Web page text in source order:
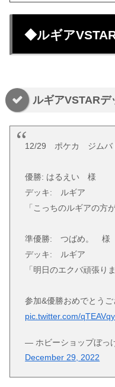
◆ルギア
ルギアVSTARデ
12/29 ポケカ ジムバ
優勝: はるえい 様
デッキ: ルギア
「こっちのルギアの方
準優勝: つばめ。 様
デッキ: ルギア
「明日のエクバ頑張り
参加&優勝おめでとう
pic.twitter.com/
— ホビーショップぼっ
December 29, 2022